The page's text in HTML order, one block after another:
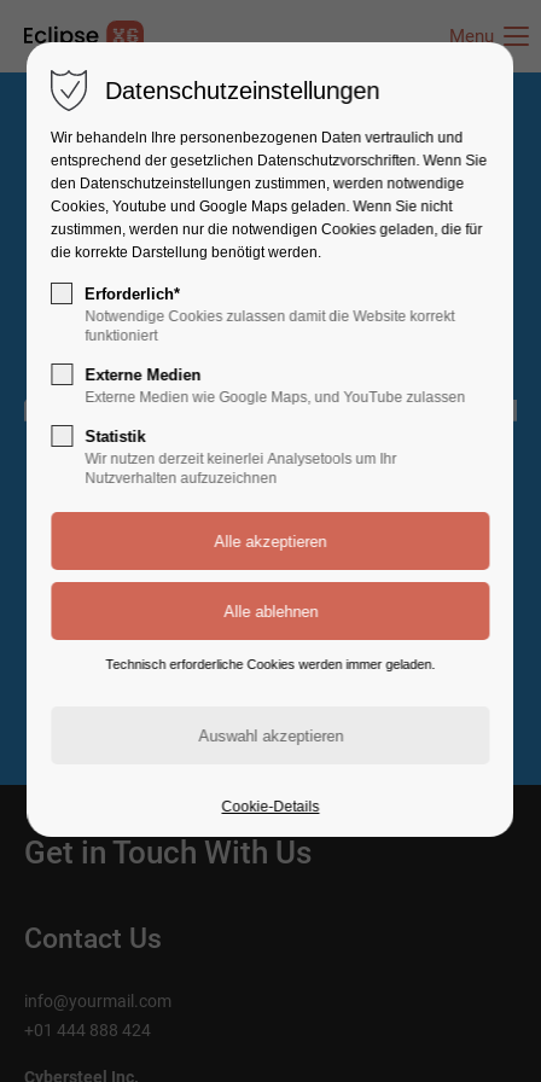
Menu
PAGE NOT FOUND
Get in Touch With Us
Contact Us
info@yourmail.com
+01 444 888 424
Cybersteel Inc.
Datenschutzeinstellungen
Wir behandeln Ihre personenbezogenen Daten vertraulich und
entsprechend der gesetzlichen Datenschutz­vorschriften. Wenn Sie
den Datenschutzeinstellungen zustimmen, werden notwendige
Cookies, Youtube und Google Maps geladen. Wenn Sie nicht
zustimmen, werden nur die notwendigen Cookies geladen, die für
die korrekte Darstellung benötigt werden.
Erforderlich*
Notwendige Cookies zulassen damit die Website korrekt
funktioniert
Externe Medien
Externe Medien wie Google Maps, und YouTube zulassen
Statistik
Wir nutzen derzeit keinerlei Analysetools um Ihr
Nutzverhalten aufzuzeichnen
Technisch erforderliche Cookies werden immer geladen.
Cookie-Details